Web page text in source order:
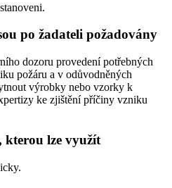
po žadateli požadovány
dozoru provedení potřebných
požáru a v odůvodněných
výrobky nebo vzorky k
ke zjištění příčiny vzniku
kterou lze využít